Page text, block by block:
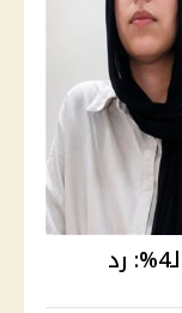
القصة الكاملة لأزمة ريم صاحبة الـ4%: رد